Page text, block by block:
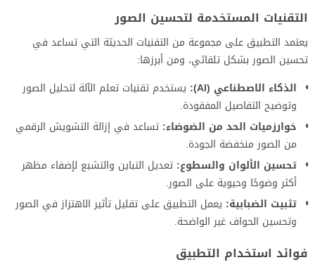
التقنيات المستخدمة لتحسين الصور
يعتمد التطبيق على مجموعة من التقنيات الحديثة التي تساعد في
تحسين الصور بشكل تلقائي، ومن أبرزها:
الذكاء الاصطناعي (AI):
يستخدم تقنيات تعلم الآلة لتحليل الصور
وتوضيح التفاصيل المفقودة.
خوارزميات الحد من الضوضاء: تساعد في إزالة التشويش الرقمي
من الصور منخفضة الجودة.
تحسين الألوان والسطوع: تعديل التباين والتشبع لإضفاء مظهر
أكثر وضوحًا وحيوية على الصور.
تثبيت الضبابية: يعمل التطبيق على تقليل تأثير الاهتزاز في الصور
وتحسين الحواف غير الواضحة.
فوائد استخدام التطبيق